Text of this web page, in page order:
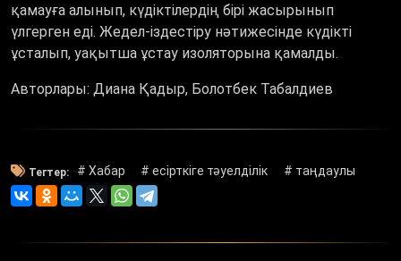
қамауға алынып, күдіктілердің бірі жасырынып
үлгерген еді. Жедел-іздестіру нәтижесінде күдікті
ұсталып, уақытша ұстау изоляторына қамалды.
Авторлары: Диана Қадыр, Болотбек Табалдиев
Тегтер: # Хабар # есірткіге тәуелділік # таңдаулы